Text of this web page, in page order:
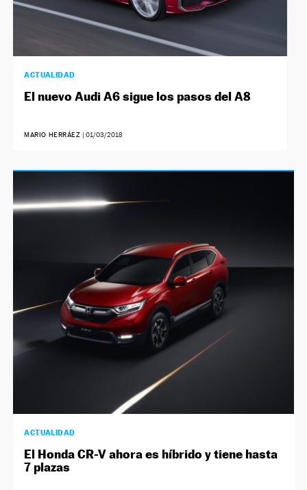
ACTUALIDAD
El nuevo Audi A6 sigue los pasos del A8
MARIO HERRÁEZ | 01/03/2018
ACTUALIDAD
El Honda CR-V ahora es híbrido y tiene hasta
7 plazas